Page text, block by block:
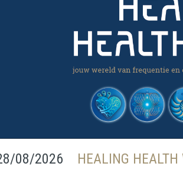
08/2026 HEALING HEALTH